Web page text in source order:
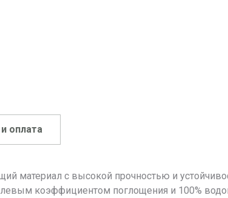
оплата
материал с высокой прочностью и
коэффициентом поглощения и 100%